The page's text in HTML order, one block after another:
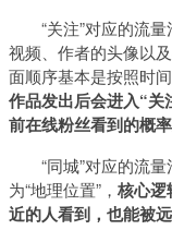
“关注”对应的流
视频、作者的头像以
面顺序基本是按照时
作品发出后会进入“关
前在线粉丝看到的概率
“同城”对应的流
为“地理位置”， 核心逻
近的人看到，也能被远